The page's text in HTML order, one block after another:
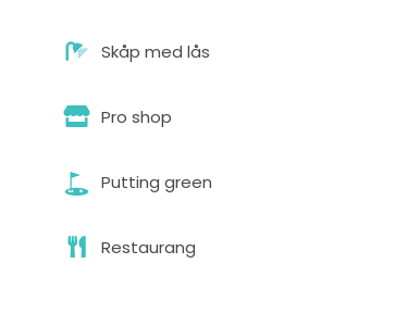
Skåp med lås
Pro shop
Putting green
Restaurang